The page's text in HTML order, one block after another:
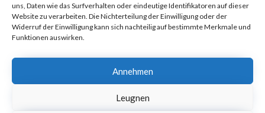
uns, Daten wie das Surfverhalten oder eindeutige Identifikatoren auf dieser
Website zu verarbeiten. Die Nichterteilung der Einwilligung oder der
Widerruf der Einwilligung kann sich nachteilig auf bestimmte Merkmale und
Funktionen auswirken.
Annehmen
Leugnen
+48 71 307 07 81
biuro@trakcjasystem.pl
KRS 0000416796